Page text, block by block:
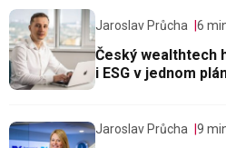
Jaroslav Průcha 6
Český wealthtech
i ESG v jednom
Jaroslav Průcha 9